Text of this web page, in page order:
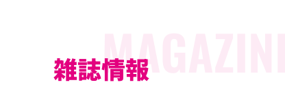
MAGAZINES
雑誌情報